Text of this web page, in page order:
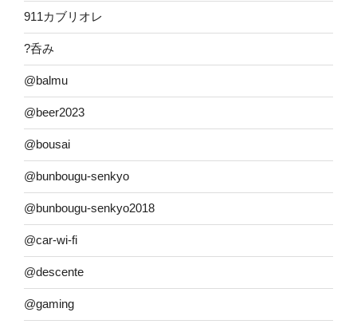
911カブリオレ
?呑み
@balmu
@beer2023
@bousai
@bunbougu-senkyo
@bunbougu-senkyo2018
@car-wi-fi
@descente
@gaming